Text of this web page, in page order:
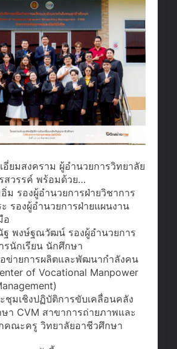
อี่ยมสงคราม ผู้อำนวยการวิทยาลัย
สวรรค์ พร้อมด้วย…
ม รองผู้อำนวยการฝ่ายวิชาการ
รองผู้อำนวยการฝ่ายแผนงาน
อ
พงษ์ฐณวัฒน์ รองผู้อำนวยการ
นักเรียน นักศึกษา
ข่ายการผลิตและพัฒนากำลังคน
of Vocational Manpower
ชุมเชิงปฏิบัติการขับเคลื่อนคลัง
CVM สาขาการถ่ายภาพและ
คณะครู วิทยาลัยอาชีวศึกษา